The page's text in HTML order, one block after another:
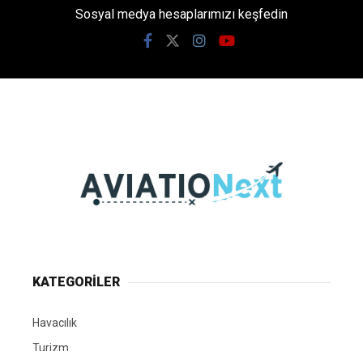
Sosyal medya hesaplarımızı keşfedin
KATEGORİLER
Havacılık
Turizm